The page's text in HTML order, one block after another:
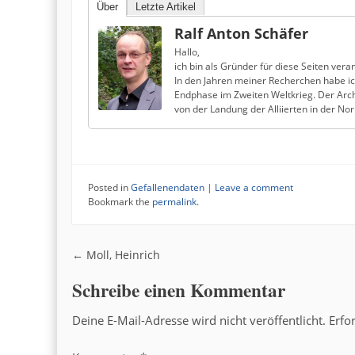
Über Letzte Artikel
Ralf Anton Schäfer
Hallo,
ich bin als Gründer für diese Seiten
In den Jahren meiner Recherchen
Endphase im Zweiten Weltkrieg. Der
von der Landung der Alliierten in der
Posted in Gefallenendaten | Leave a comment
Bookmark the permalink.
Post navigation
← Moll, Heinrich
Schreibe einen Kommentar
Deine E-Mail-Adresse wird nicht veröffentlicht.